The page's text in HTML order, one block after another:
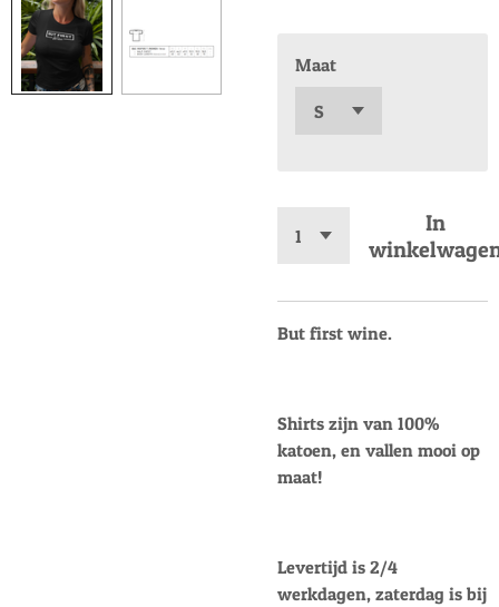
Maat
In
But first wine.
Shirts zijn van 100%
katoen, en vallen mooi op
maat!
Levertijd is 2/4
werkdagen, zaterdag is bij